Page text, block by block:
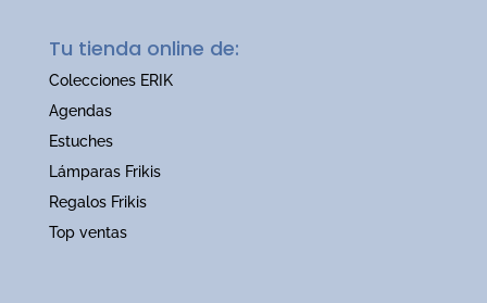
Tu tienda online de:
Colecciones ERIK
Agendas
Estuches
Lámparas Frikis
Regalos Frikis
Top ventas